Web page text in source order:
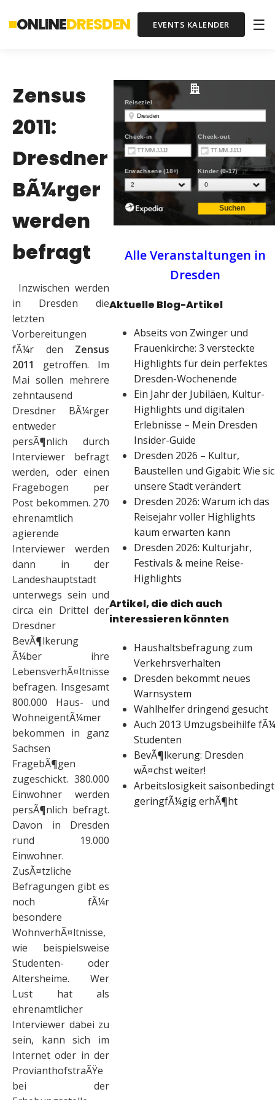
ONLINEDRESDEN EVENTS KALENDER ☰
Zensus
2011:
Dresdner
BÃ¼rger
werden
befragt
Inzwischen werden
in Dresden die
letzten
Vorbereitungen
fÃ¼r den Zensus
2011
getroffen. Im
Mai sollen mehrere
zehntausend
Dresdner BÃ¼rger
entweder
persÃ¶nlich durch
Interviewer befragt
werden, oder einen
Fragebogen per
Post bekommen. 270
ehrenamtlich
agierende
Interviewer werden
dann in der
Landeshauptstadt
unterwegs sein und
circa ein Drittel der
Dresdner
BevÃ¶lkerung
Ã¼ber ihre
LebensverhÃ¤ltnisse
befragen. Insgesamt
800.000 Haus- und
WohneigentÃ¼mer
bekommen in ganz
Sachsen
FragebÃ¶gen
zugeschickt. 380.000
Einwohner werden
persÃ¶nlich befragt.
Davon in Dresden
rund 19.000
Einwohner.
ZusÃ¤tzliche
Befragungen gibt es
noch fÃ¼r
besondere
WohnverhÃ¤ltnisse,
wie beispielsweise
Studenten- oder
Altersheime. Wer
Lust hat als
ehrenamtlicher
Interviewer dabei zu
sein, kann sich im
Internet oder in der
ProvianthofstraÃŸe
bei der
Alle Veranstaltungen in
Dresden
Aktuelle Blog-Artikel
Abseits von Zwinger und
Frauenkirche: 3 versteckte
Highlights für dein perfektes
Dresden-Wochenende
Ein Jahr der Jubiläen, Kultur-
Highlights und digitalen
Erlebnisse – Mein Dresden
Insider-Guide
Dresden 2026 – Kultur,
Baustellen und Gigabit: Wie
unsere Stadt verändert
Dresden 2026: Warum ich das
Reisejahr voller Highlights
kaum erwarten kann
Dresden 2026: Kulturjahr,
Festivals & meine Reise-
Highlights
Artikel, die dich auch
interessieren könnten
Haushaltsbefragung zum
Verkehrsverhalten
Dresden bekommt neues
Warnsystem
Wahlhelfer dringend gesucht
Auch 2013 Umzugsbeihilfe
Studenten
BevÃ¶lkerung: Dresden
wÃ¤chst weiter!
Arbeitslosigkeit saisonbedingt
geringfÃ¼gig erhÃ¶ht